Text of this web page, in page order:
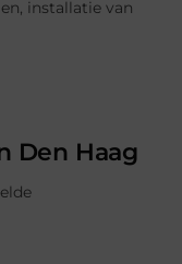
installatie van
Den Haag